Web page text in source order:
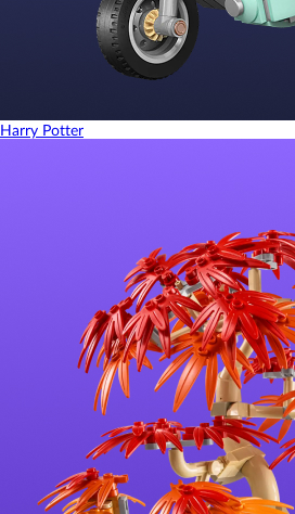
Harry Potter